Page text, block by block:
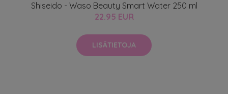
Shiseido - Waso Beauty Smart Water 250 ml
22.95 EUR
LISÄTIETOJA